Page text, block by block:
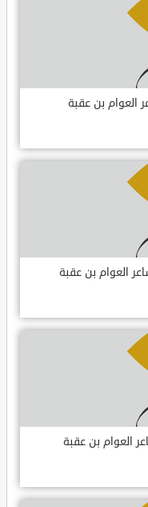
العوام بن عقبة
العوام بن عقبة
العوام بن عقبة